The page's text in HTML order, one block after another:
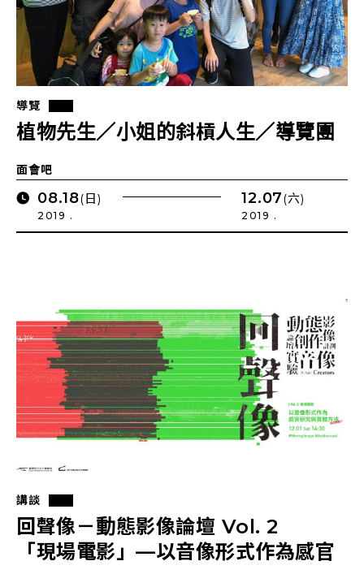
導覽
植物先生／小姐的斜槓人生／導覽團
面會吧
08.18(日)
2019 .
12.07(六)
2019 .
講談
回聲像－動態影像論壇 Vol. 2
「現場電影」—以音像形式作為感官